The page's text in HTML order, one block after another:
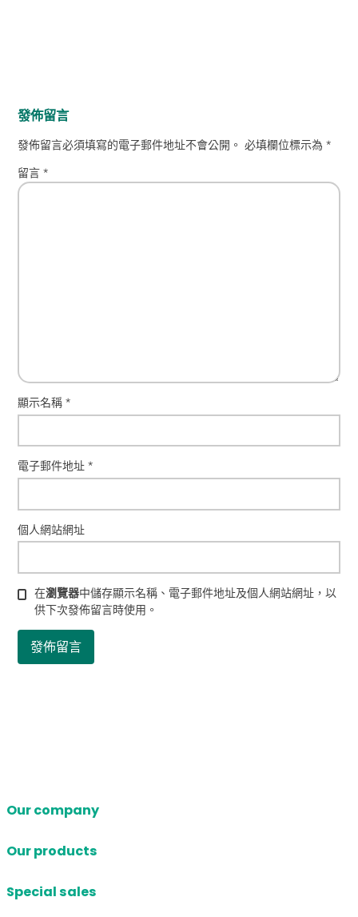
發佈留言
發佈留言必須填寫的電子郵件地址不會公開。 必填欄位標示為*
留言*
顯示名稱*
電子郵件地址*
個人網站網址
在瀏覽器中儲存顯示名稱、電子郵件地址及個人網站網址，以
供下次發佈留言時使用。
Our company
Our products
Special sales